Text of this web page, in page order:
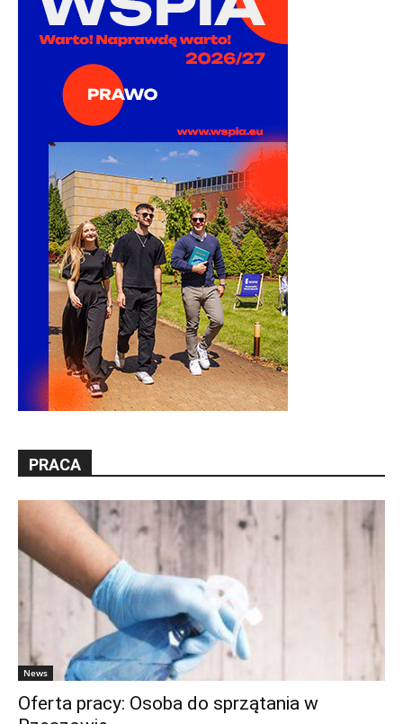
PRACA
News
Oferta pracy: Osoba do sprzątania w